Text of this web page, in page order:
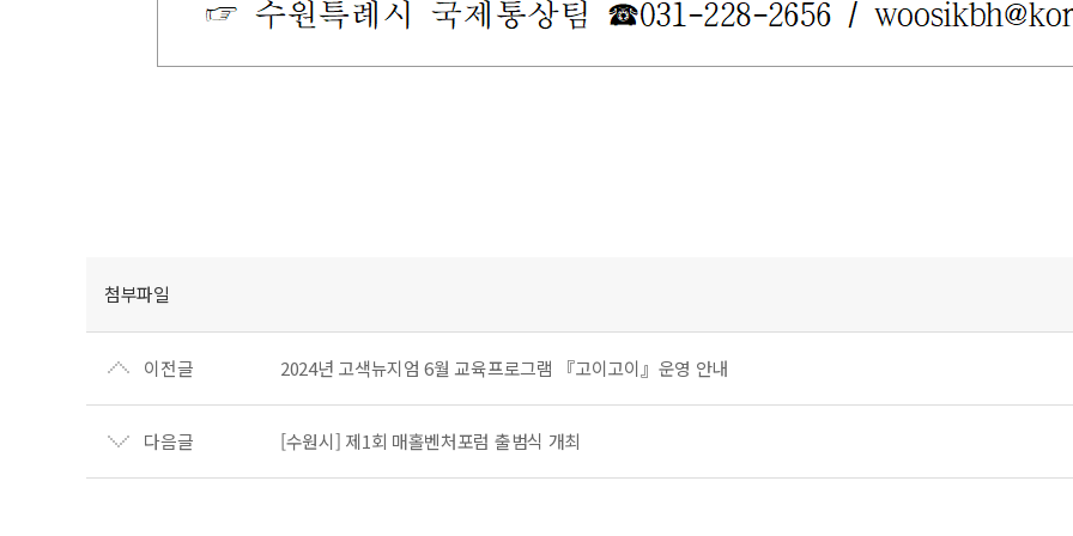
첨부파일
이전글 2024년 고색뉴지엄 6월 교육프로그램 『고이고이』운영 안내
다음글 [수원시] 제1회 매홀벤처포럼 출범식 개최